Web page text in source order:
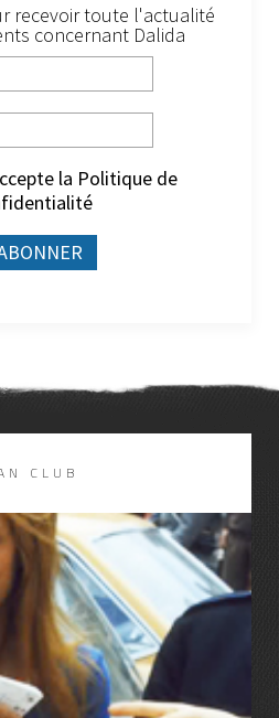
recevoir toute l'actualité
concernant Dalida
la Politique de
CLUB
LA SUITE